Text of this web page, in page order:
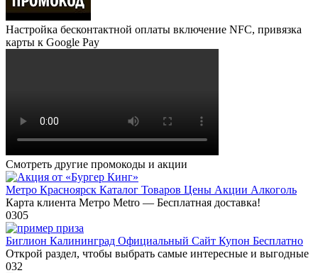
Настройка бесконтактной оплаты включение NFC, привязка
карты к Google Pay
Смотреть другие промокоды и акции
Метро Красноярск Каталог Товаров Цены Акции Алкоголь
Карта клиента Метро Metro — Бесплатная доставка!
0305
Биглион Калининград Официальный Сайт Купон Бесплатно
Открой раздел, чтобы выбрать самые интересные и выгодные
032